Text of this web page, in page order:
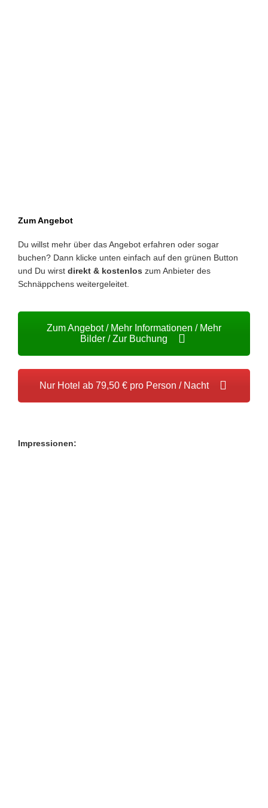
Zum Angebot
Du willst mehr über das Angebot erfahren oder sogar
buchen? Dann klicke unten einfach auf den grünen Button
und Du wirst direkt & kostenlos zum Anbieter des
Schnäppchens weitergeleitet.
Zum Angebot / Mehr Informationen / Mehr
Bilder / Zur Buchung
Nur Hotel ab 79,50 € pro Person / Nacht
Impressionen: